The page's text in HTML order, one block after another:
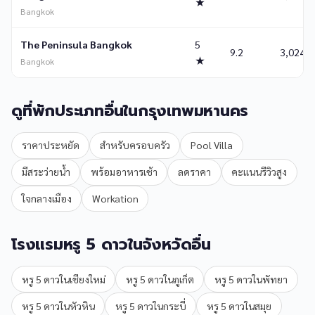
Bangkok
The Peninsula Bangkok
Bangkok
5
★
9.2 3,024
ดูที่พักประเภทอื่นในกรุงเทพมหานคร
ราคาประหยัด สำหรับครอบครัว Pool Villa
มีสระว่ายน้ำ พร้อมอาหารเช้า ลดราคา คะแนนรีวิวสูง
ใจกลางเมือง Workation
โรงแรมหรู 5 ดาวในจังหวัดอื่น
หรู 5 ดาวในเชียงใหม่ หรู 5 ดาวในภูเก็ต หรู 5 ดาวในพัทยา
หรู 5 ดาวในหัวหิน หรู 5 ดาวในกระบี่ หรู 5 ดาวในสมุย